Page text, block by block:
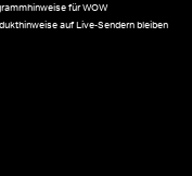
für WOW
auf Live-Sendern bleiben